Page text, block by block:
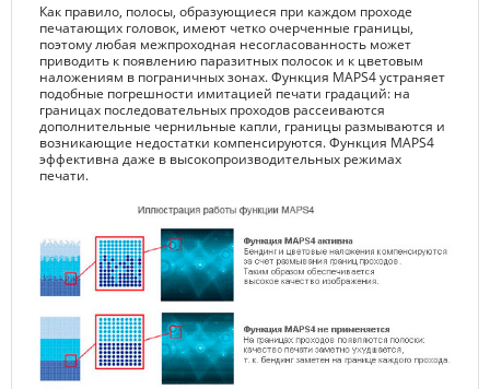
Как правило, полосы, образующиеся при каждом проходе
печатающих головок, имеют четко очерченные границы,
поэтому любая межпроходная несогласованность может
приводить к появлению паразитных полосок и к цветовым
наложениям в пограничных зонах. Функция MAPS4 устраняет
подобные погрешности имитацией печати градаций: на
границах последовательных проходов рассеиваются
дополнительные чернильные капли, границы размываются и
возникающие недостатки компенсируются. Функция MAPS4
эффективна даже в высокопроизводительных режимах
печати.